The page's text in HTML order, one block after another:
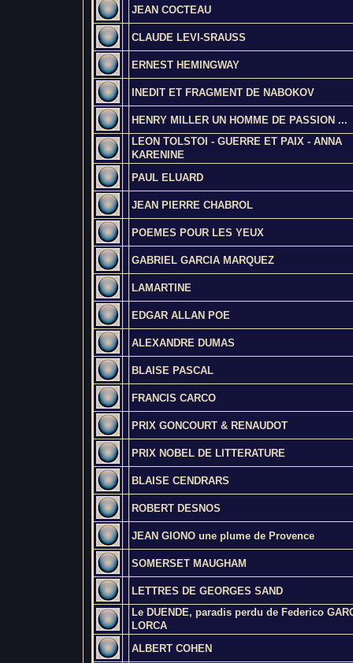
JEAN COCTEAU
CLAUDE LEVI-SRAUSS
ERNEST HEMINGWAY
INEDIT ET FRAGMENT DE NABOKOV
HENRY MILLER UN HOMME DE PASSION ...
LEON TOLSTOI - GUERRE ET PAIX - ANNA
KARENINE
PAUL ELUARD
JEAN PIERRE CHABROL
POEMES POUR LES YEUX
GABRIEL GARCIA MARQUEZ
LAMARTINE
EDGAR ALLAN POE
ALEXANDRE DUMAS
BLAISE PASCAL
FRANCIS CARCO
PRIX GONCOURT & RENAUDOT
PRIX NOBEL DE LITTERATURE
BLAISE CENDRARS
ROBERT DESNOS
JEAN GIONO une plume de Provence
SOMERSET MAUGHAM
LETTRES DE GEORGES SAND
Le DUENDE, paradis perdu de Federico
LORCA
ALBERT COHEN